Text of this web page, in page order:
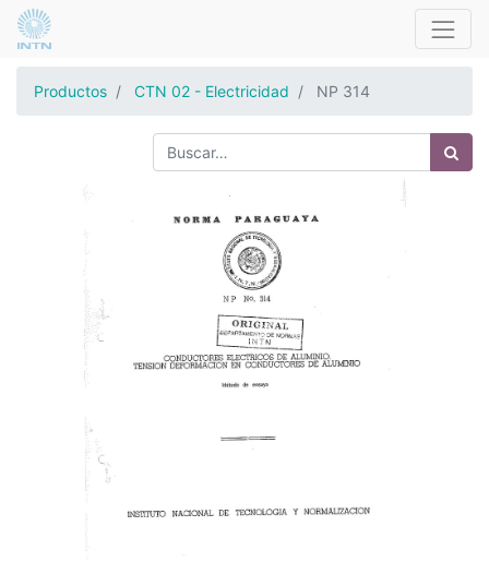
Productos CTN 02 - Electricidad NP 314